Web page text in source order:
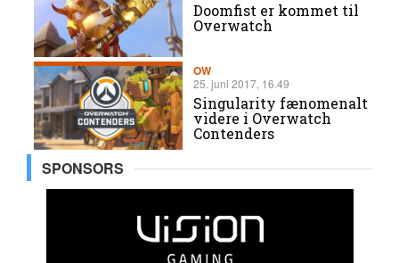
Doomfist er kommet til
Overwatch
OW
25. juni 2017, 16.49
Singularity fænomenalt
videre i Overwatch
Contenders
SPONSORS